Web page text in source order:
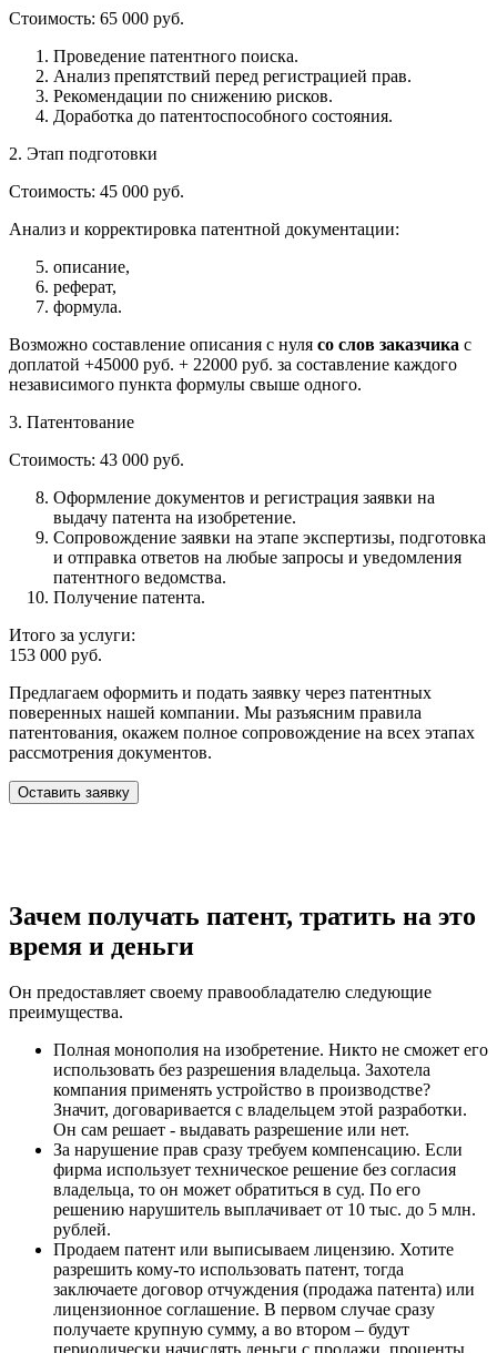
Стоимость: 65 000 руб.
Проведение патентного поиска.
Анализ препятствий перед регистрацией прав.
Рекомендации по снижению рисков.
Доработка до патентоспособного состояния.
2. Этап подготовки
Стоимость: 45 000 руб.
Анализ и корректировка патентной документации:
описание,
реферат,
формула.
Возможно составление описания с нуля со слов заказчика с
доплатой +45000 руб. + 22000 руб. за составление каждого
независимого пункта формулы свыше одного.
3. Патентование
Стоимость: 43 000 руб.
Оформление документов и регистрация заявки на
выдачу патента на изобретение.
Сопровождение заявки на этапе экспертизы, подготовка
и отправка ответов на любые запросы и уведомления
патентного ведомства.
Получение патента.
Итого за услуги:
153 000 руб.
Предлагаем оформить и подать заявку через патентных
поверенных нашей компании. Мы разъясним правила
патентования, окажем полное сопровождение на всех этапах
рассмотрения документов.
Оставить заявку
Зачем получать патент, тратить на это
время и деньги
Он предоставляет своему правообладателю следующие
преимущества.
Полная монополия на изобретение. Никто не сможет его
использовать без разрешения владельца. Захотела
компания применять устройство в производстве?
Значит, договаривается с владельцем этой разработки.
Он сам решает - выдавать разрешение или нет.
За нарушение прав сразу требуем компенсацию. Если
фирма использует техническое решение без согласия
владельца, то он может обратиться в суд. По его
решению нарушитель выплачивает от 10 тыс. до 5 млн.
рублей.
Продаем патент или выписываем лицензию. Хотите
разрешить кому-то использовать патент, тогда
заключаете договор отчуждения (продажа патента) или
лицензионное соглашение. В первом случае сразу
получаете крупную сумму, а во втором – будут